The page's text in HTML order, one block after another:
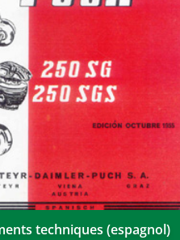
techniques (espagnol)